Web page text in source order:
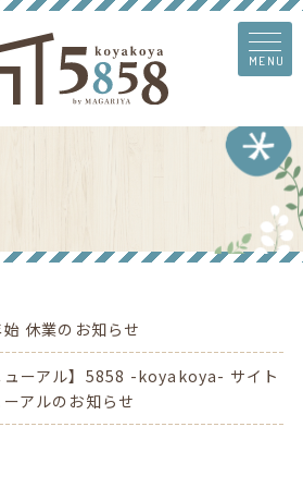
MENU
休業のお知らせ
ューアル】5858 -koyakoya- サイト
ーアルのお知らせ